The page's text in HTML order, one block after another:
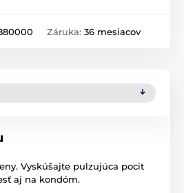
Záruka: 36 mesiacov
Vyskúšajte pulzujúca pocit
aj na kondóm.